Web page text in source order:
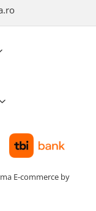
E-commerce by